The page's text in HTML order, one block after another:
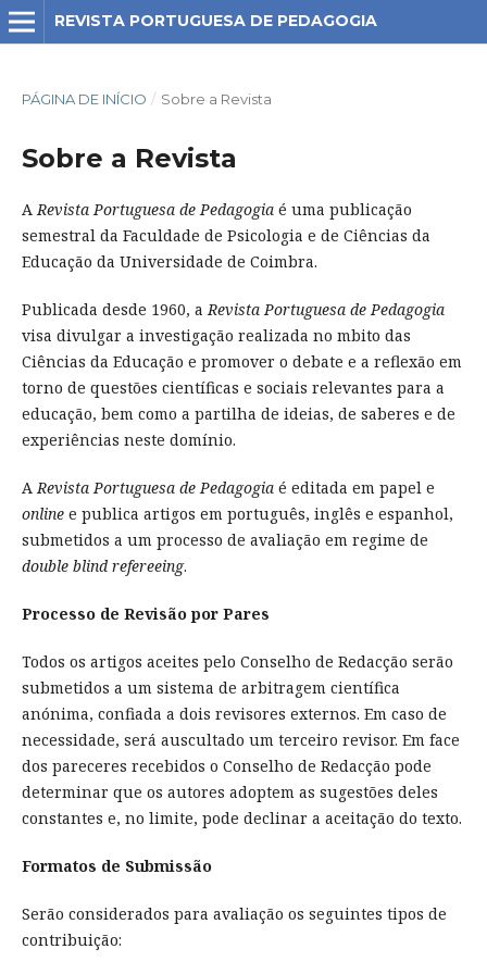
REVISTA PORTUGUESA DE PEDAGOGIA
PÁGINA DE INÍCIO / Sobre a Revista
Sobre a Revista
ARevista Portuguesa de Pedagogiaé uma publicação
semestral da Faculdade de Psicologia e de Ciências da
Educação da Universidade de Coimbra.
Publicada desde 1960, aRevista Portuguesa de Pedagogia
visa divulgar a investigação realizada no mbito das
Ciências da Educação e promover o debate e a reflexão em
torno de questões científicas e sociais relevantes para a
educação, bem como a partilha de ideias, de saberes e de
experiências neste domínio.
ARevista Portuguesa de Pedagogiaé editada em papel e
online e publica artigos em português, inglês e espanhol,
submetidos a um processo de avaliação em regime de
double blind refereeing.
Processo de Revisão por Pares
Todos os artigos aceites pelo Conselho de Redacção serão
submetidos a um sistema de arbitragem científica
anónima, confiada a dois revisores externos. Em caso de
necessidade, será auscultado um terceiro revisor. Em face
dos pareceres recebidos o Conselho de Redacção pode
determinar que os autores adoptem as sugestões deles
constantes e, no limite, pode declinar a aceitação do texto.
Formatos de Submissão
Serão considerados para avaliação os seguintes tipos de
contribuição: